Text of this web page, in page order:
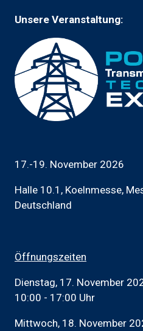
Unsere Veranstaltung:
17.-19. November 2026
Halle 10.1, Koelnmesse,
Deutschland
Öffnungszeiten
Dienstag, 17. November
10:00 - 17:00 Uhr
Mittwoch, 18. November